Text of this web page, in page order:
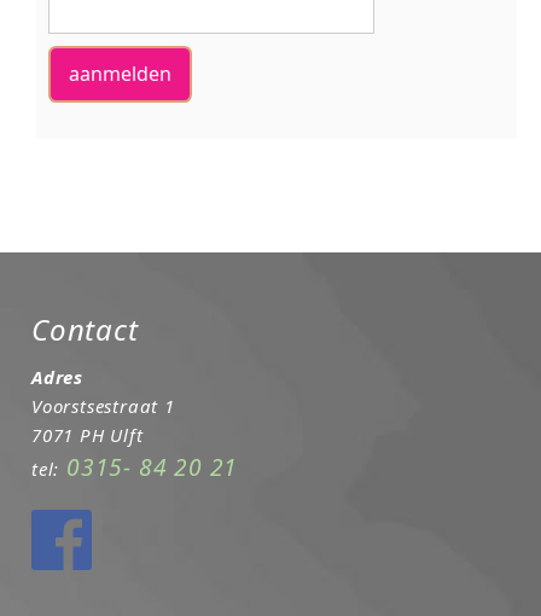
Contact
Adres
Voorstsestraat 1
7071 PH Ulft
tel: 0315- 84 20 21